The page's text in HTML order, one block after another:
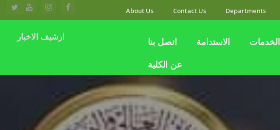
About Us Contact Us Departments
ارشيف الاخبار اتصل بنا الاستدامة الخدمات
عن الكلية